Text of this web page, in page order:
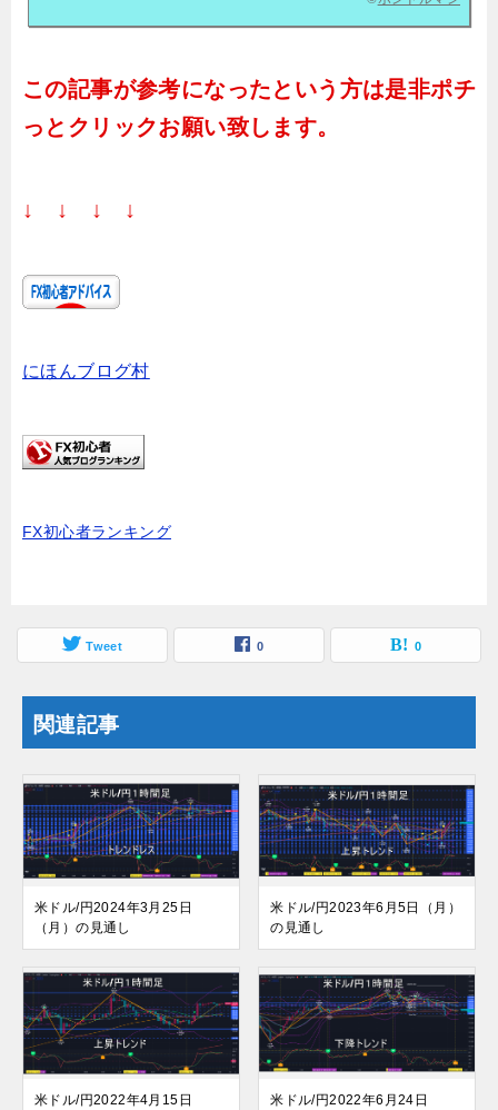
この記事が参考になったという方は是非ポチ
っとクリックお願い致します。
↓ ↓ ↓ ↓
にほんブログ村
FX初心者ランキング
Tweet 0 0
関連記事
米ドル/円2024年3月25日
（月）の見通し
米ドル/円2023年6月5日（月）
の見通し
米ドル/円2022年4月15日
米ドル/円2022年6月24日